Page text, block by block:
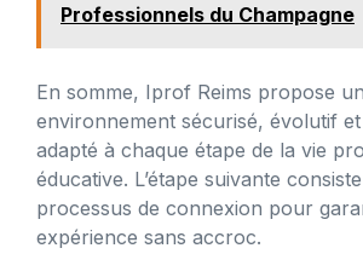
Professionnels du Champagne
En somme, Iprof Reims propose un
environnement sécurisé, évolutif
adapté à chaque étape de la vie
éducative. L’étape suivante
processus de connexion pour
expérience sans accroc.